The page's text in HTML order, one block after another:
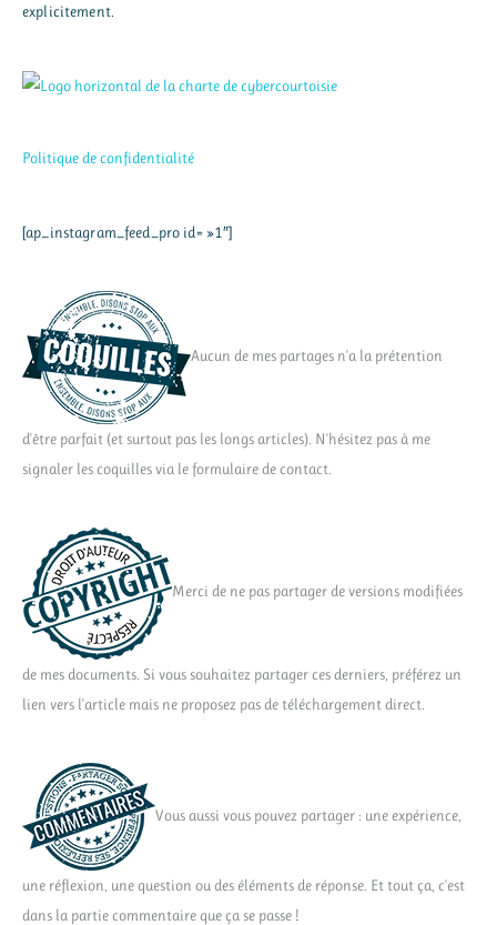
explicitement.
Politique de confidentialité
[ap_instagram_feed_pro id= »1″]
Aucun de mes partages n'a la prétention
d'être parfait (et surtout pas les longs articles). N'hésitez pas à me
signaler les coquilles via le formulaire de contact.
Merci de ne pas partager de versions modifiées
de mes documents. Si vous souhaitez partager ces derniers, préférez un
lien vers l'article mais ne proposez pas de téléchargement direct.
Vous aussi vous pouvez partager : une expérience,
une réflexion, une question ou des éléments de réponse. Et tout ça, c'est
dans la partie commentaire que ça se passe !